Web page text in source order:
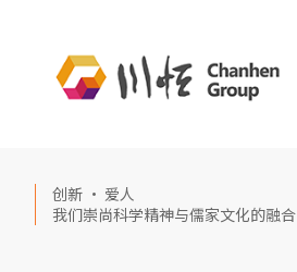
创新 · 爱人
我们崇尚科学精神与儒家文化的融合